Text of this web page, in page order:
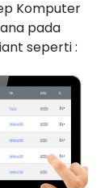
Komputer
pada
seperti :